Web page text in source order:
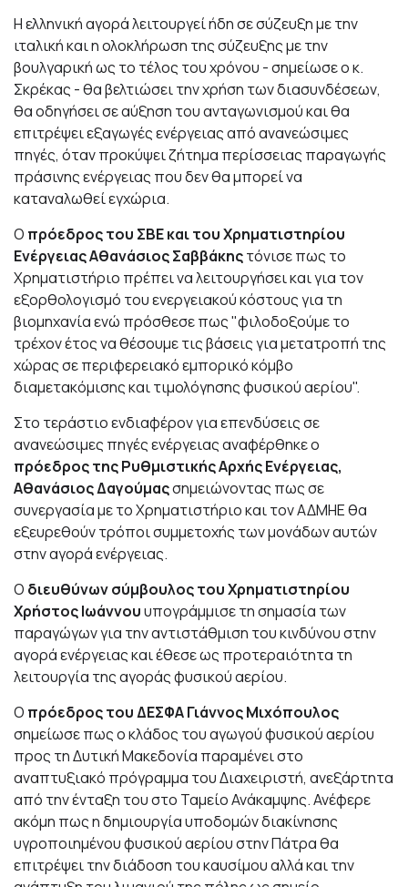
Η ελληνική αγορά λειτουργεί ήδη σε σύζευξη με την
ιταλική και η ολοκλήρωση της σύζευξης με την
βουλγαρική ως το τέλος του χρόνου - σημείωσε ο κ.
Σκρέκας - θα βελτιώσει την χρήση των διασυνδέσεων,
θα οδηγήσει σε αύξηση του ανταγωνισμού και θα
επιτρέψει εξαγωγές ενέργειας από ανανεώσιμες
πηγές, όταν προκύψει ζήτημα περίσσειας παραγωγής
πράσινης ενέργειας που δεν θα μπορεί να
καταναλωθεί εγχώρια.
Ο πρόεδρος του ΣΒΕ και του Χρηματιστηρίου
Ενέργειας Αθανάσιος Σαββάκηςτόνισε πως το
Χρηματιστήριο πρέπει να λειτουργήσει και για τον
εξορθολογισμό του ενεργειακού κόστους για τη
βιομηχανία ενώ πρόσθεσε πως "φιλοδοξούμε το
τρέχον έτος να θέσουμε τις βάσεις για μετατροπή της
χώρας σε περιφερειακό εμπορικό κόμβο
διαμετακόμισης και τιμολόγησης φυσικού αερίου".
Στο τεράστιο ενδιαφέρον για επενδύσεις σε
ανανεώσιμες πηγές ενέργειας αναφέρθηκε ο
πρόεδρος της Ρυθμιστικής Αρχής Ενέργειας,
Αθανάσιος Δαγούμαςσημειώνοντας πως σε
συνεργασία με το Χρηματιστήριο και τον ΑΔΜΗΕ θα
εξευρεθούν τρόποι συμμετοχής των μονάδων αυτών
στην αγορά ενέργειας.
Ο διευθύνων σύμβουλος του Χρηματιστηρίου
Χρήστος Ιωάννουυπογράμμισε τη σημασία των
παραγώγων για την αντιστάθμιση του κινδύνου στην
αγορά ενέργειας και έθεσε ως προτεραιότητα τη
λειτουργία της αγοράς φυσικού αερίου.
Ο πρόεδρος του ΔΕΣΦΑ Γιάννος Μιχόπουλος
σημείωσε πως ο κλάδος του αγωγού φυσικού αερίου
προς τη Δυτική Μακεδονία παραμένει στο
αναπτυξιακό πρόγραμμα του Διαχειριστή, ανεξάρτητα
από την ένταξη του στο Ταμείο Ανάκαμψης. Ανέφερε
ακόμη πως η δημιουργία υποδομών διακίνησης
υγροποιημένου φυσικού αερίου στην Πάτρα θα
επιτρέψει την διάδοση του καυσίμου αλλά και την